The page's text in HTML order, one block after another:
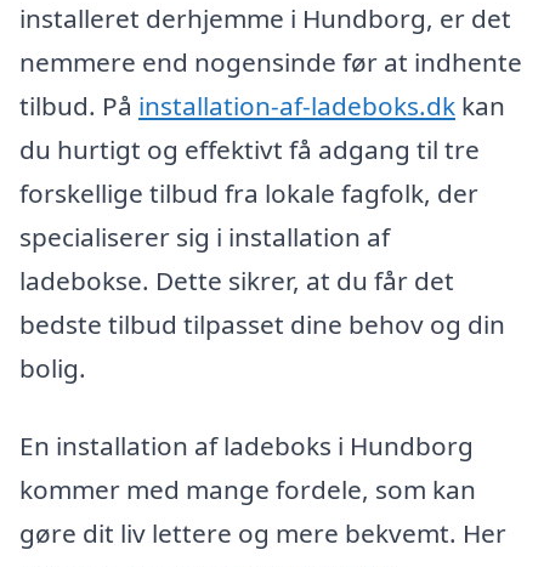
installeret derhjemme i Hundborg, er det
nemmere end nogensinde før at indhente
tilbud. På installation-af-ladeboks.dk kan
du hurtigt og effektivt få adgang til tre
forskellige tilbud fra lokale fagfolk, der
specialiserer sig i installation af
ladebokse. Dette sikrer, at du får det
bedste tilbud tilpasset dine behov og din
bolig.
En installation af ladeboks i Hundborg
kommer med mange fordele, som kan
gøre dit liv lettere og mere bekvemt. Her